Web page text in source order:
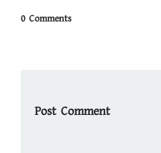
0 Comments
Post Comment